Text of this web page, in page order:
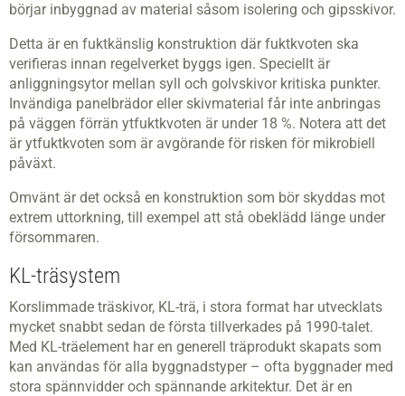
börjar inbyggnad av material såsom isolering och gipsskivor.
Detta är en fuktkänslig konstruktion där fuktkvoten ska
verifieras innan regelverket byggs igen. Speciellt är
anliggningsytor mellan syll och golvskivor kritiska punkter.
Invändiga panelbrädor eller skivmaterial får inte anbringas
på väggen förrän ytfuktkvoten är under 18 %. Notera att det
är ytfuktkvoten som är avgörande för risken för mikrobiell
påväxt.
Omvänt är det också en konstruktion som bör skyddas mot
extrem uttorkning, till exempel att stå obeklädd länge under
försommaren.
KL-träsystem
Korslimmade träskivor, KL-trä, i stora format har utvecklats
mycket snabbt sedan de första tillverkades på 1990-talet.
Med KL-träelement har en generell träprodukt skapats som
kan användas för alla byggnadstyper – ofta byggnader med
stora spännvidder och spännande arkitektur. Det är en